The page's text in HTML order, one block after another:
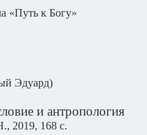
«Путь к Богу»
Эдуард)
и антропология
168 с.